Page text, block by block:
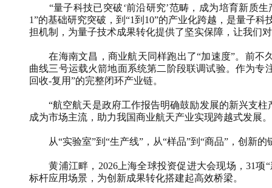
“量子科技已突破‘前沿研究’范畴，成为培育新质生
1”的基础研究突破，到“1到10”的产业化跨越，是量子
担机制，为量子技术成果转化提供了坚实保障，让我们
在海南文昌，商业航天同样跑出了“加速度”。前不
曲线三号运载火箭地面系统第二阶段联调试验。作为
回收-复用”的完整闭环产业链。
“航空航天是政府工作报告明确鼓励发展的新兴支柱
成为市场主流，助力我国商业航天产业实现跨越式发展
从“实验室”到“生产线”，从“样品”到“商品”，创新的
黄浦江畔，2026上海全球投资促进大会现场，31项“
标杆应用场景，为创新成果转化搭建起高效桥梁。